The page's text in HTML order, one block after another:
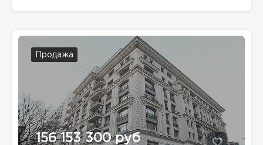
Продажа
156 153 300 руб